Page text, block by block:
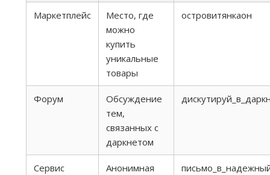
Маркетплейс
Место, где
можно
купить
уникальные
товары
островитянкаон
Форум
Обсуждение
тем,
связанных с
даркнетом
Сервис
Анонимная